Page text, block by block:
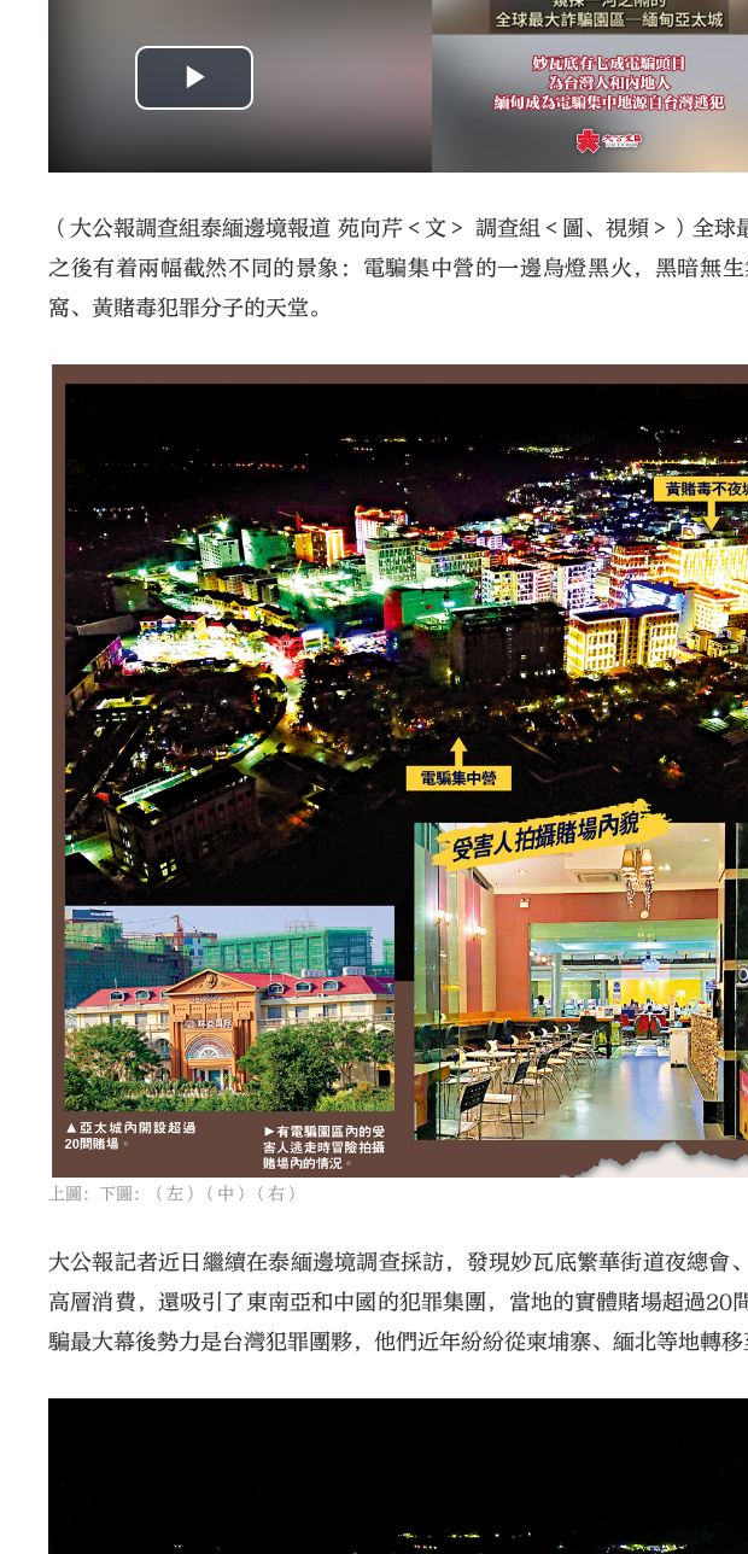
（大公報調查組泰緬邊境報道 苑向芹＜文＞ 調查組＜圖、視頻＞）全
之後有着兩幅截然不同的景象：電騙集中營的一邊烏燈黑火，黑暗無
窩、黃賭毒犯罪分子的天堂。
上圖：下圖：（左）（中）（右）
大公報記者近日繼續在泰緬邊境調查採訪，發現妙瓦底繁華街道夜總會
高層消費，還吸引了東南亞和中國的犯罪集團，當地的實體賭場超過20
騙最大幕後勢力是台灣犯罪團夥，他們近年紛紛從柬埔寨、緬北等地轉移